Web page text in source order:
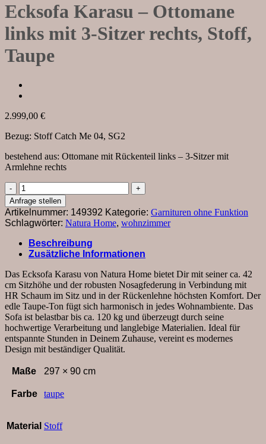
Ecksofa Karasu – Ottomane
links mit 3-Sitzer rechts, Stoff,
Taupe
2.999,00 €
Bezug: Stoff Catch Me 04, SG2
bestehend aus: Ottomane mit Rückenteil links – 3-Sitzer mit
Armlehne rechts
Ecksofa
Karasu
-
Ottomane
links
mit
3-
Sitzer
rechts,
Stoff,
Taupe
Menge
Anfrage stellen
Artikelnummer: 149392 Kategorie: Garnituren ohne Funktion
Schlagwörter: Natura Home, wohnzimmer
Beschreibung
Zusätzliche Informationen
Das Ecksofa Karasu von Natura Home bietet Dir mit seiner ca. 42
cm Sitzhöhe und der robusten Nosagfederung in Verbindung mit
HR Schaum im Sitz und in der Rückenlehne höchsten Komfort. Der
edle Taupe-Ton fügt sich harmonisch in jedes Wohnambiente. Das
Sofa ist belastbar bis ca. 120 kg und überzeugt durch seine
hochwertige Verarbeitung und langlebige Materialien. Ideal für
entspannte Stunden in Deinem Zuhause, vereint es modernes
Design mit beständiger Qualität.
Maße 297 × 90 cm
Farbe taupe
Material Stoff